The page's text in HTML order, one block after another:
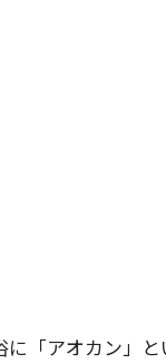
「アオカン」